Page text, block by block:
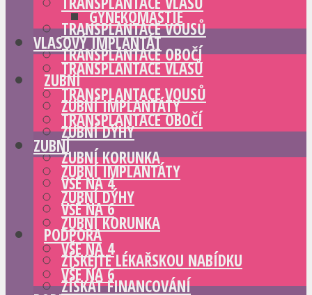
TRANSPLANTACE VOUSŮ
TRANSPLANTACE OBOČÍ
ZUBNÍ
ZUBNÍ IMPLANTÁTY
ZUBNÍ DÝHY
ZUBNÍ KORUNKA
VŠE NA 4
VŠE NA 6
PODPORA
ZÍSKEJTE LÉKAŘSKOU NABÍDKU
ZÍSKAT FINANCOVÁNÍ
GYNEKOMASTIE
VLASOVÝ IMPLANTÁT
TRANSPLANTACE VLASŮ
TRANSPLANTACE VOUSŮ
TRANSPLANTACE OBOČÍ
ZUBNÍ
ZUBNÍ IMPLANTÁTY
ZUBNÍ DÝHY
ZUBNÍ KORUNKA
VŠE NA 4
VŠE NA 6